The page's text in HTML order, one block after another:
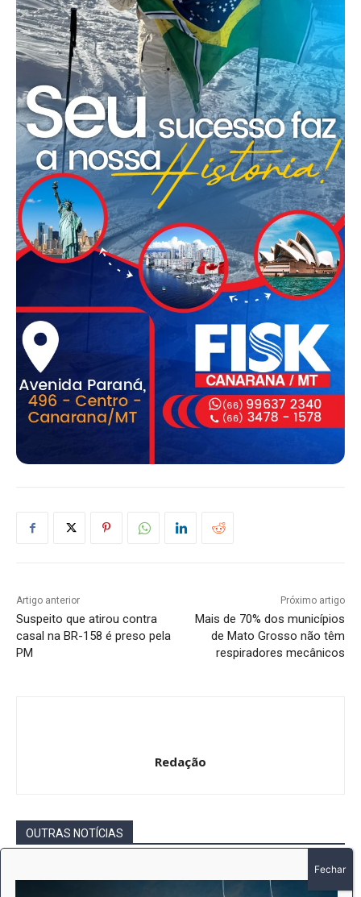
Artigo anterior
Suspeito que atirou contra
casal na BR-158 é preso pela
PM
Próximo artigo
Mais de 70% dos municípios
de Mato Grosso não têm
respiradores mecânicos
Redação
OUTRAS NOTÍCIAS
– EDER PAULO MARTINS DE CAMARGO
6 de agosto de 2026